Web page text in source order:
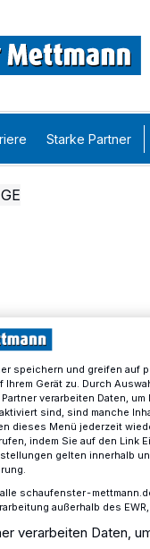
Starke Partner
(PCR-Teststelle) in
speichern und greifen auf
Ihrem Gerät zu. Durch
verarbeiten Daten,
sind, sind manche
dieses Menü jederzeit
indem Sie auf den Link
gelten innerhalb
schaufenster-
außerhalb des
verarbeiten Daten,